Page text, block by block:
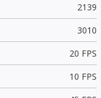
2139
3010
20 FPS
10 FPS